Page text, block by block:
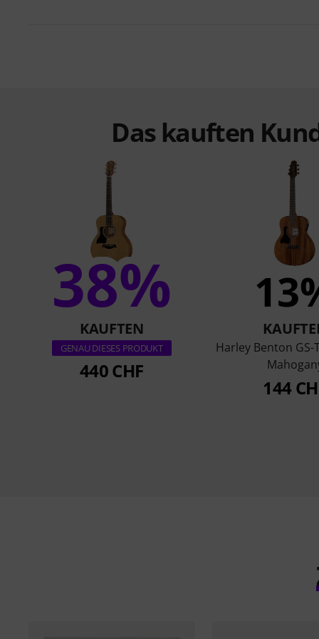
Das kauften
38%
KAUFTEN
GENAU DIESES PRODUKT
440 CHF
Harley Benton GS-
144